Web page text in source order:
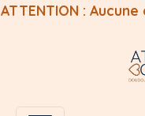
ATTENTION :